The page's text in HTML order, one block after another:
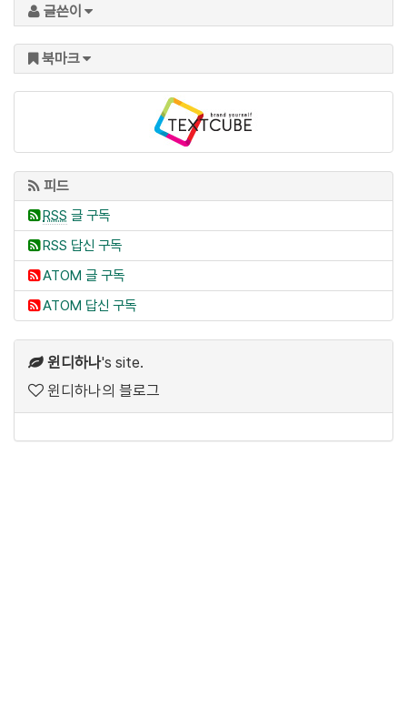
글쓴이
북마크
피드
RSS 글 구독
RSS 답신 구독
ATOM 글 구독
ATOM 답신 구독
윈디하나's site.
윈디하나의 블로그